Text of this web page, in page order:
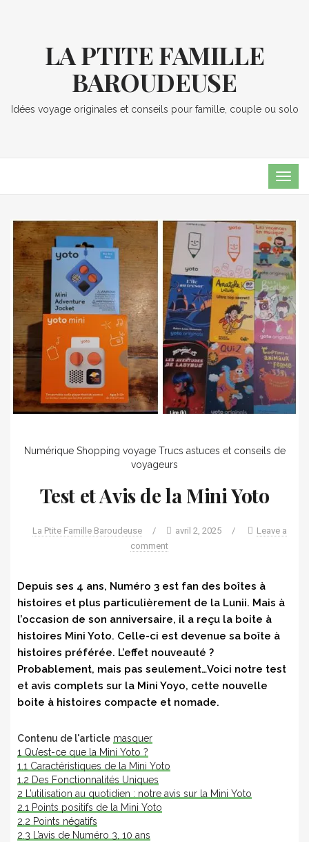
LA PTITE FAMILLE
BAROUDEUSE
Idées voyage originales et conseils pour famille, couple ou solo
Numérique Shopping voyage Trucs astuces et conseils de
voyageurs
Test et Avis de la Mini Yoto
La Ptite Famille Baroudeuse / avril 2, 2025 /
Leave a
comment
Depuis ses 4 ans, Numéro 3 est fan des boîtes à
histoires et plus particulièrement de la Lunii. Mais à
l’occasion de son anniversaire, il a reçu la boite à
histoires Mini Yoto. Celle-ci est devenue sa boîte à
histoires préférée. L’effet nouveauté ?
Probablement, mais pas seulement…Voici notre test
et avis complets sur la Mini Yoyo, cette nouvelle
boite à histoires compacte et nomade.
Contenu de l'article masquer
1 Qu’est-ce que la Mini Yoto ?
1.1 Caractéristiques de la Mini Yoto
1.2 Des Fonctionnalités Uniques
2
L’utilisation au quotidien : notre avis sur la Mini Yoto
2.1 Points positifs de la Mini Yoto
2.2 Points négatifs
2.3
L’avis de Numéro 3, 10 ans